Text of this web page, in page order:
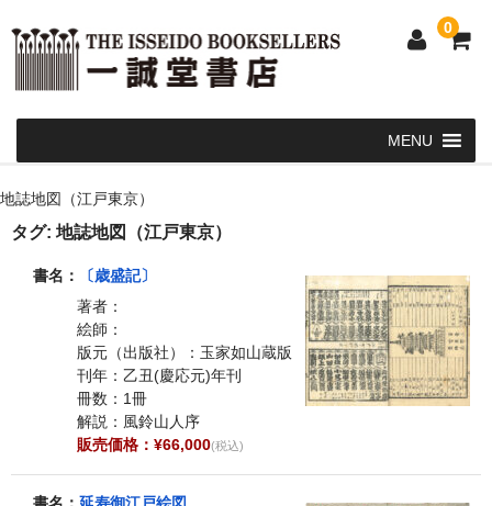
0
和 書
洋 書
和本・浮世絵・古地図
カート
発送・支払い方法
お問い合せ
地誌地図（江戸東京）
タグ: 地誌地図（江戸東京）
書名：
〔歳盛記〕
著者：
絵師：
版元（出版社）：玉家如山蔵版
刊年：乙丑(慶応元)年刊
冊数：1冊
解説：風鈴山人序
販売価格：¥66,000(税込)
書名： 延寿御江戸絵図